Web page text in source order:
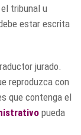
tribunal u
estar escrita
jurado.
reproduzca con
que contenga el
pueda